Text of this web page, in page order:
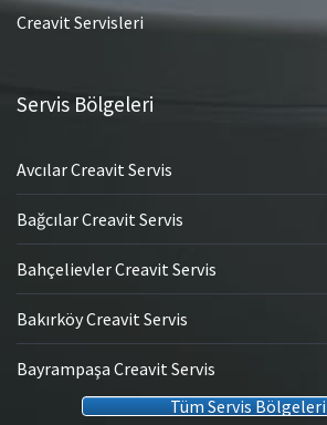
Creavit Servisleri
Servis Bölgeleri
Avcılar Creavit Servis
Bağcılar Creavit Servis
Bahçelievler Creavit Servis
Bakırköy Creavit Servis
Bayrampaşa Creavit Servis
Tüm Servis Bölgeleri